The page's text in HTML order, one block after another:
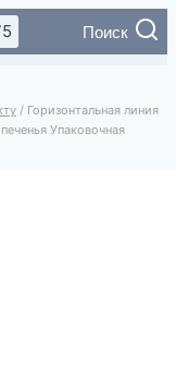
Поиск
/ Горизонтальная линия
Упаковочная